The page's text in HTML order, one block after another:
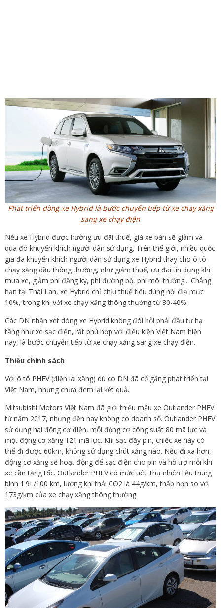
Phát triển dòng xe Hybrid là bước chuyển tiếp từ xe chạy xăng
sang xe chạy điện
Nếu xe Hybrid được hưởng ưu đãi thuế, giá xe bán sẽ giảm và
qua đó khuyến khích người dân sử dụng. Trên thế giới, nhiều quốc
gia đã khuyến khích người dân sử dụng xe Hybrid thay cho ô tô
chạy xăng dầu thông thường, như giảm thuế, ưu đãi tín dụng khi
mua xe, giảm phí đăng ký, phí đường bộ, phí môi trường... Chẳng
hạn tại Thái Lan, xe Hybrid chỉ chịu thuế tiêu dùng nội điạ mức
10%, trong khi với xe chạy xăng thông thường từ 30-40%.
Các DN nhận xét dòng xe Hybrid không đòi hỏi phải đầu tư hạ
tầng như xe sạc điện, rất phù hợp với điều kiện Việt Nam hiện
nay, là bước chuyển tiếp từ xe chạy xăng sang xe chạy điện.
Thiếu chính sách
Với ô tô PHEV (điện lai xăng) dù có DN đã cố gắng phát triển tại
Việt Nam, nhưng chưa đem lại kết quả.
Mitsubishi Motors Việt Nam đã giới thiệu mẫu xe Outlander PHEV
từ năm 2017, nhưng đến nay không có doanh số. Outlander PHEV
sử dụng hai động cơ điện, mỗi động cơ công suất 80 mã lực và
một động cơ xăng 121 mã lực. Khi sạc đầy pin, chiếc xe này có
thể đi được 60km, không sử dụng chút xăng nào. Nếu đi xa hơn,
động cơ xăng sẽ hoạt động để sạc điện cho pin và hỗ trợ mỗi khi
xe cần tăng tốc. Outlander PHEV có mức tiêu thụ nhiên liệu trung
bình 1.9L/100 km, lượng khí thải CO2 là 44g/km, thấp hơn so với
173g/km của xe chạy xăng thông thường.